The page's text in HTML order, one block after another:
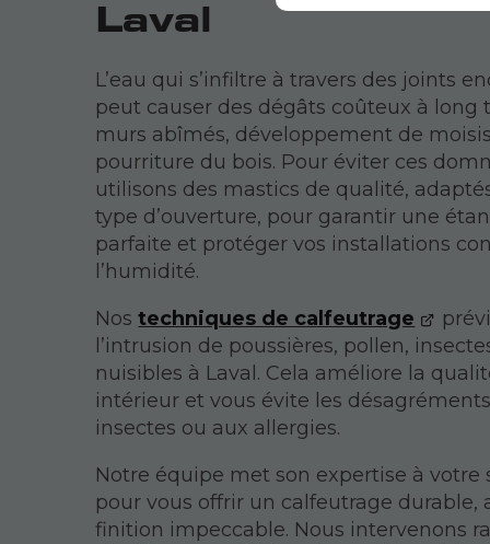
Laval
L’eau qui s’infiltre à travers des joints
peut causer des dégâts coûteux à long
murs abîmés, développement de
pourriture du bois. Pour éviter ces
utilisons des mastics de qualité,
type d’ouverture, pour garantir une
parfaite et protéger vos installations
l’humidité.
Nostechniques de calfeutrage
l’intrusion de poussières, pollen,
nuisibles à Laval. Cela améliore la
intérieur et vous évite les
insectes ou aux allergies.
Notre équipe met son expertise à votre
pour vous offrir un calfeutrage durable,
finition impeccable. Nous intervenons